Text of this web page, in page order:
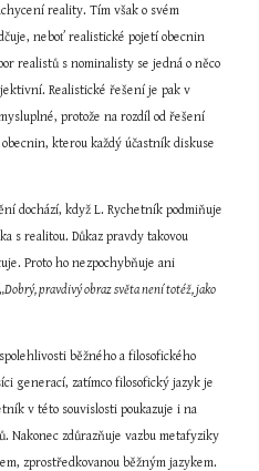
reality. Tím však o svém
neboť realistické pojetí obecnin
realistů s nominalisty se jedná o něco
Realistické řešení je pak v
protože na rozdíl od řešení
kterou každý účastník diskuse
dochází, když L. Rychetník podmiňuje
s realitou. Důkaz pravdy takovou
Proto ho nezpochybňuje ani
Dobrý, pravdivý obraz světa není totéž, jako
běžného a filosofického
generací, zatímco filosofický jazyk je
v této souvislosti poukazuje i na
Nakonec zdůrazňuje vazbu metafyziky
zprostředkovanou běžným jazykem.